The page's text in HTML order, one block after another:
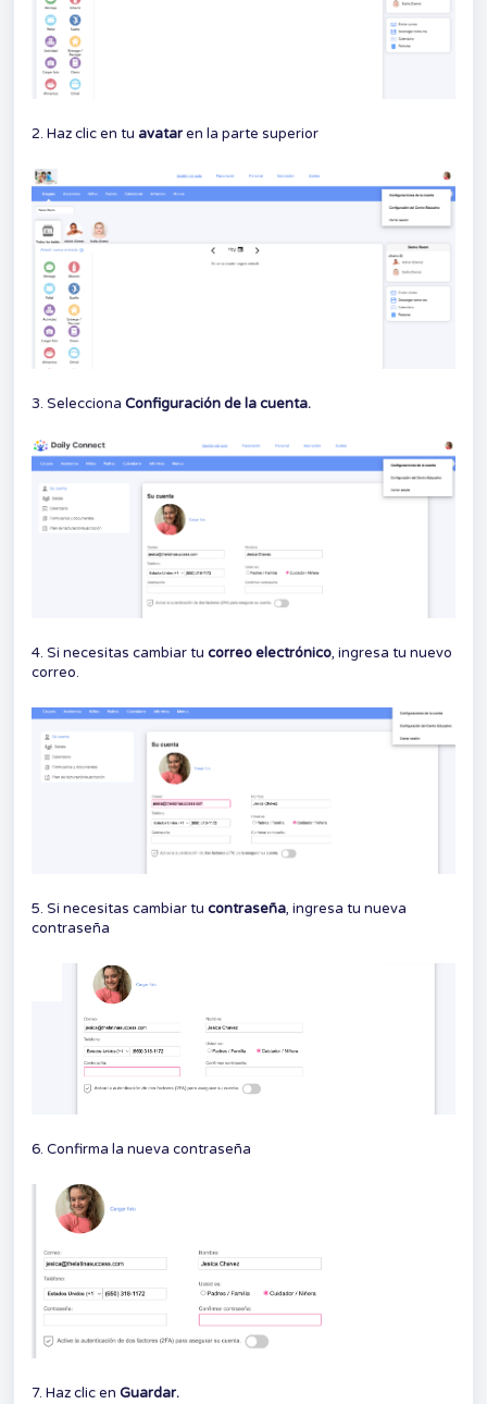
2. Haz clic en tu avataren la parte superior
3. Selecciona Configuración de la cuenta.
4. Si necesitas cambiar tu correo electrónico, ingresa tu nuevo
correo.
5. Si necesitas cambiar tu contraseña, ingresa tu nueva
contraseña
6. Confirma la nueva contraseña
7. Haz clic en Guardar.